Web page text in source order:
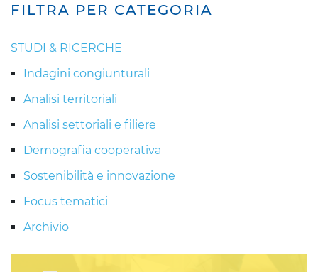
FILTRA PER CATEGORIA
STUDI & RICERCHE
Indagini congiunturali
Analisi territoriali
Analisi settoriali e filiere
Demografia cooperativa
Sostenibilità e innovazione
Focus tematici
Archivio